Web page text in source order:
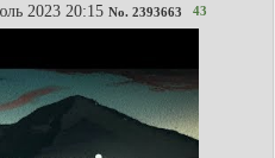
2023 20:15 No. 2393663 43